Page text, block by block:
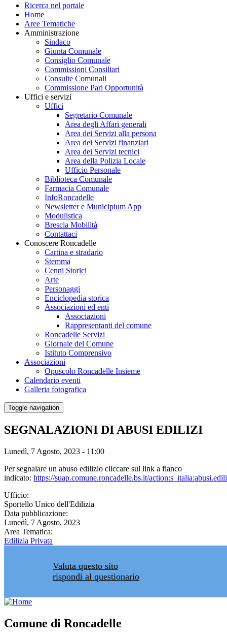
Ricerca nel portale
Home
Aree Tematiche
Amministrazione
Sindaco
Giunta Comunale
Consiglio Comunale
Commissioni Consiliari
Consulte Comunali
Commissione Pari Opportunità
Uffici e servizi
Uffici
Segretario Comunale
Area degli Affari generali
Area dei Servizi alla persona
Area dei Servizi finanziari
Area dei Servizi tecnici
Area della Polizia Locale
Ufficio Personale
Biblioteca Comunale
Farmacia Comunale
InfoRoncadelle
Newsletter e Municipium App
Modulistica
Brescia Mobilità
Contattaci
Conoscere Roncadelle
Cartina e stradario
Stemma
Cenni Storici
Arte
Personaggi
Enciclopedia storica
Associazioni ed enti
Associazioni
Rappresentanti del comune
Roncadelle Servizi
Giornale del Comune
Istituto Comprensivo
Associazioni
Opuscolo Roncadelle Insieme
Calendario eventi
Galleria fotografica
Toggle navigation
SEGNALAZIONI DI ABUSI EDILIZI
Lunedì, 7 Agosto, 2023 - 11:00
Per segnalare un abuso edilizio cliccare sul link a fianco
indicato: https://suap.comune.roncadelle.bs.it/
Ufficio:
Sportello Unico dell'Edilizia
Data pubblicazione:
Lunedì, 7 Agosto, 2023
Area Tematica:
Edilizia Privata
Valuta questo sito
rispondi al questionario
Comune di Roncadelle